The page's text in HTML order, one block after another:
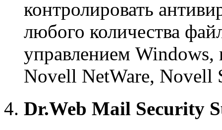
контролировать
любого количества
управлением Windows,
Novell NetWare, Novell
Dr.Web Mail Security